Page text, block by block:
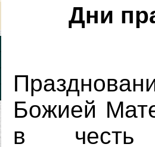
Дни
Божией
в честь